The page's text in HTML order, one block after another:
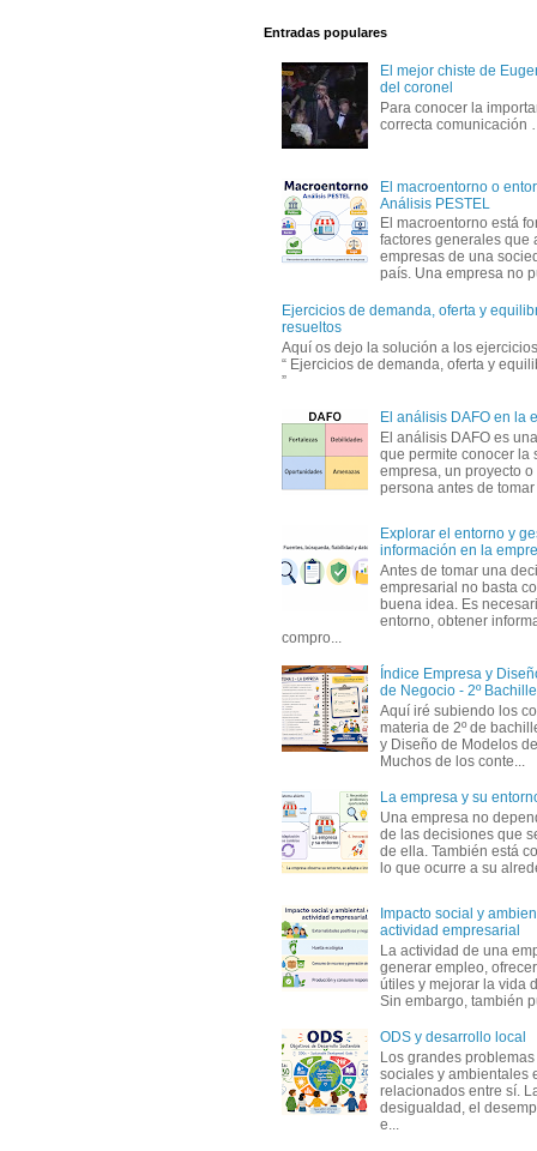
Entradas populares
El mejor chiste de
del coronel
Para conocer la
correcta
El macroentorno o
Análisis PESTEL
El macroentorno está
factores generales que
empresas de una
país. Una empresa no
Ejercicios de demanda, oferta y
resueltos
Aquí os dejo la solución a los
“ Ejercicios de demanda, oferta y
”
El análisis DAFO en la
El análisis DAFO es
que permite conocer la
empresa, un proyecto
persona antes de
Explorar el entorno y
información en la
Antes de tomar una
empresarial no basta
buena idea. Es
entorno, obtener
compro...
Índice Empresa y
de Negocio - 2º
Aquí iré subiendo los
materia de 2º de
y Diseño de Modelos
Muchos de los conte...
La empresa y su
Una empresa no
de las decisiones que
de ella. También está
lo que ocurre a su
Impacto social y
actividad empresarial
La actividad de una
generar empleo,
útiles y mejorar la vida
Sin embargo, también
ODS y desarrollo local
Los grandes
sociales y ambientales
relacionados entre sí.
desigualdad, el
e...